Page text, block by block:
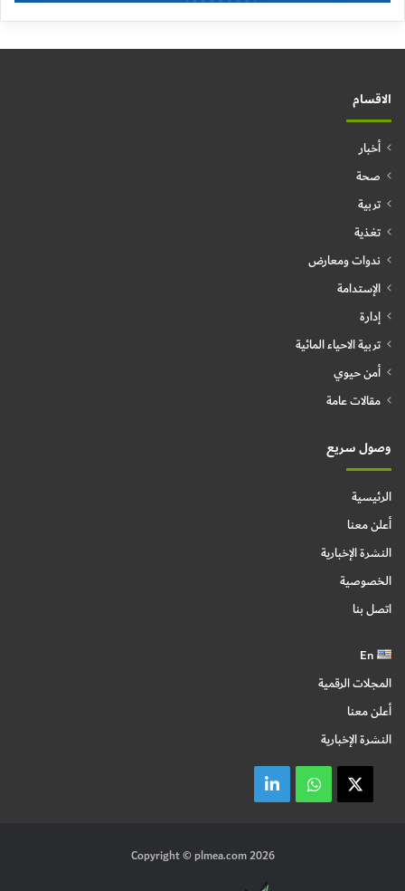
الاقسام
أخبار
صحة
تربية
تغذية
ندوات ومعارض
الإستدامة
إدارة
تربية الاحياء المائية
أمن حيوي
مقالات عامة
وصول سريع
الرئيسية
أعلن معنا
النشرة الإخبارية
الخصوصية
اتصل بنا
En
المجلات الرقمية
أعلن معنا
النشرة الإخبارية
واتسابlinkedin
Copyright © plmea.com 2026